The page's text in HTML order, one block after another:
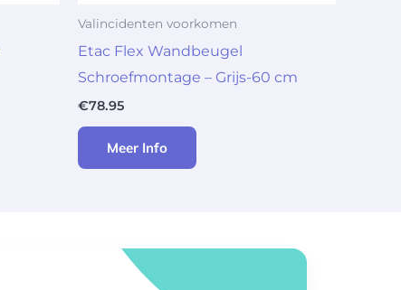
Valincidenten voorkomen
Etac Flex Wandbeugel
Schroefmontage – Grijs-60 cm
€78.95
Meer Info